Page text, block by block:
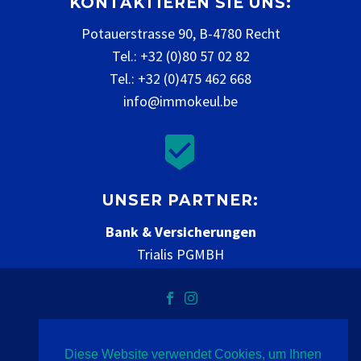
Potauerstrasse 90, B-4780 Recht
Tel.: +32 (0)80 57 02 82
Tel.: +32 (0)475 462 668
info@immokeul.be


UNSER PARTNER:
Bank & Versicherungen
Trialis PGMBH
Diese Website verwendet Cookies, um Ihnen